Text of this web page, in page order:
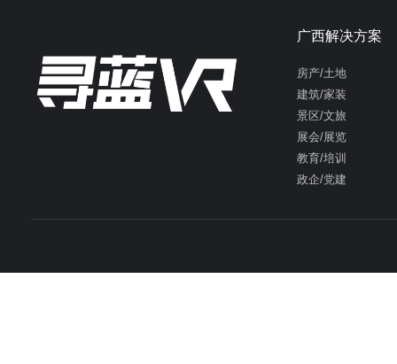
广西解决方案
房产/土地
建筑/家装
景区/文旅
展会/展览
教育/培训
政企/党建